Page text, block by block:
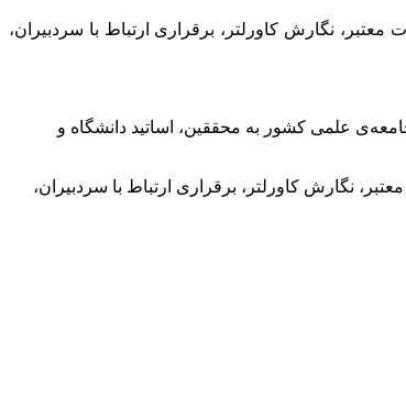
نگارش کاورلتر، برقراری ارتباط با سردبیران،
علمی کشور به محققین، اساتید دانشگاه و
نگارش کاورلتر، برقراری ارتباط با سردبیران،